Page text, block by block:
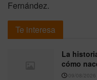
Fernández.
Te interesa
La
cómo
09/08/2026